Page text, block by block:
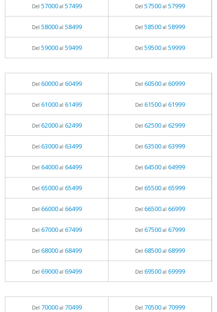
Del 57000al 57499 Del 57500al 57999
Del 58000al 58499 Del 58500al 58999
Del 59000al 59499 Del 59500al 59999
Del 60000al 60499 Del 60500al 60999
Del 61000al 61499 Del 61500al 61999
Del 62000al 62499 Del 62500al 62999
Del 63000al 63499 Del 63500al 63999
Del 64000al 64499 Del 64500al 64999
Del 65000al 65499 Del 65500al 65999
Del 66000al 66499 Del 66500al 66999
Del 67000al 67499 Del 67500al 67999
Del 68000al 68499 Del 68500al 68999
Del 69000al 69499 Del 69500al 69999
Del 70000al 70499 Del 70500al 70999